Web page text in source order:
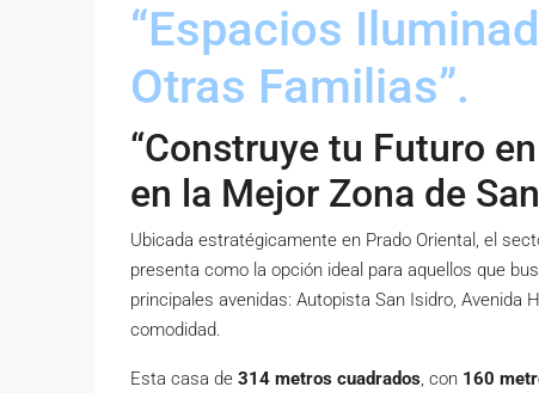
“Espacios
Otras Familias”.
“Construye tu Futuro
en la Mejor Zona de
Ubicada estratégicamente en Prado Oriental, el
presenta como la opción ideal para aquellos que
principales avenidas: Autopista San Isidro,
comodidad.
Esta casa de 314 metros cuadrados, con 160